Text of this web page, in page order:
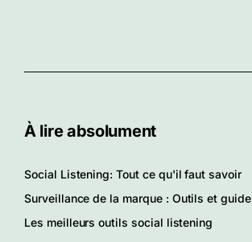
À lire absolument
Social Listening: Tout ce qu'il faut savoir
Surveillance de la marque : Outils et guide
Les meilleurs outils social listening